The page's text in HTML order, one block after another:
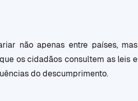
não apenas entre países, mas
os cidadãos consultem as leis e
do descumprimento.